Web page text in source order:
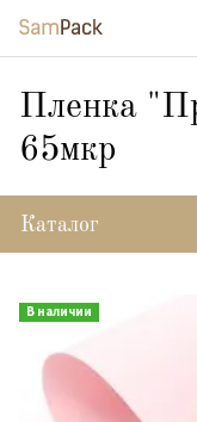
Пленка
65мкр
Каталог
В наличии